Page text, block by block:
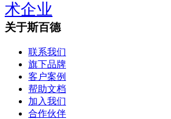
术企业
关于斯百德
联系我们
旗下品牌
客户案例
帮助文档
加入我们
合作伙伴